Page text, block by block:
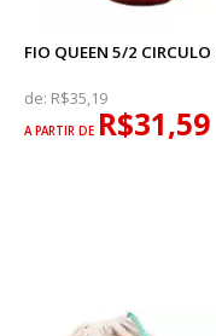
FIO QUEEN 5/2
de: R$35,19
A PARTIR DE R$31,59